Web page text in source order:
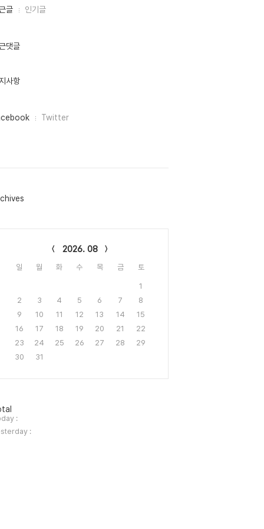
글 인기글
댓글
사항
Twitter
2026. 08
일 월 화 수 목 금 토
1
2
3 4 5 6 7
8
9
10 11 12 13 14
15
16
17 18 19 20 21
22
23
24 25 26 27 28
29
30
31
:
: